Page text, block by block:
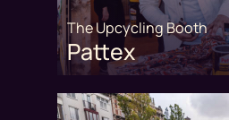
The Upcycling Booth
Pattex